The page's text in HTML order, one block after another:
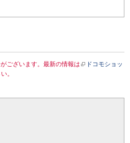
ございます。最新の情報は
ドコモショッ
。